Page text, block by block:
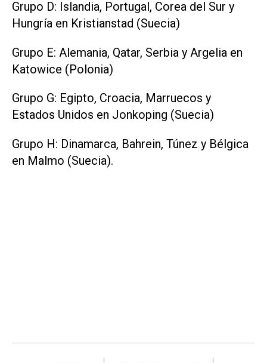
Grupo D: Islandia, Portugal, Corea del Sur y
Hungría en Kristianstad (Suecia)
Grupo E: Alemania, Qatar, Serbia y Argelia en
Katowice (Polonia)
Grupo G: Egipto, Croacia, Marruecos y
Estados Unidos en Jonkoping (Suecia)
Grupo H: Dinamarca, Bahrein, Túnez y Bélgica
en Malmo (Suecia).